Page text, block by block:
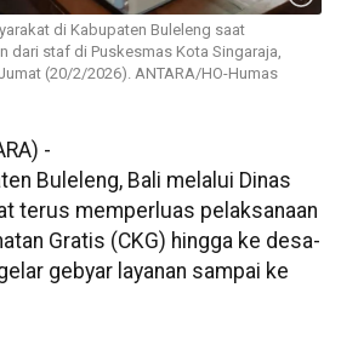
di Kabupaten Buleleng saat
dari staf di Puskesmas Kota Singaraja,
(20/2/2026). ANTARA/HO-Humas
-
Buleleng, Bali melalui Dinas
terus memperluas pelaksanaan
Gratis (CKG) hingga ke desa-
gebyar layanan sampai ke